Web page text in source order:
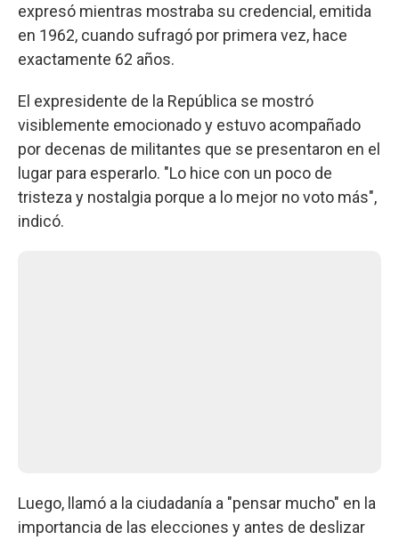
expresó mientras mostraba su credencial, emitida
en 1962, cuando sufragó por primera vez, hace
exactamente 62 años.
El expresidente de la República se mostró
visiblemente emocionado y estuvo acompañado
por decenas de militantes que se presentaron en el
lugar para esperarlo. "Lo hice con un poco de
tristeza y nostalgia porque a lo mejor no voto más",
indicó.
Luego, llamó a la ciudadanía a "pensar mucho" en la
importancia de las elecciones y antes de deslizar